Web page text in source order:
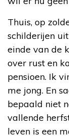
Thuis, op
schilderijen
einde van de
over rust en
pensioen. Ik
me jong. En
bepaald niet
vallende
leven is een